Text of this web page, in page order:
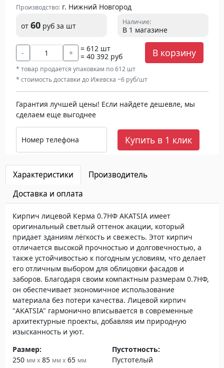
Производство:г. Нижний Новгород
от 60 руб за шт Наличие:
В 1 магазине
- +
= 612 шт
= 40 392 руб
В корзину
* товар продается упаковкам по 612 шт
* стоимость доставки до Ижевска ~6 руб/шт
Гарантия лучшей цены! Если найдете дешевле, мы
сделаем еще выгоднее
Номер телефона Купить в 1 клик
Характеристики
Производитель
Доставка и оплата
Кирпич лицевой Керма 0.7НФ AKATSIA имеет
оригинальный светлый оттенок акации, который
придает зданиям лёгкость и свежесть. Этот кирпич
отличается высокой прочностью и долговечностью, а
также устойчивостью к погодным условиям, что делает
его отличным выбором для облицовки фасадов и
заборов. Благодаря своим компактным размерам 0.7НФ,
он обеспечивает экономичное использование
материала без потери качества. Лицевой кирпич
"AKATSIA" гармонично вписывается в современные
архитектурные проекты, добавляя им природную
изысканность и уют.
Размер:
250 мм x85 мм x65 мм
Пустотность:
Пустотелый